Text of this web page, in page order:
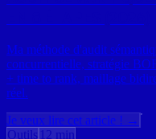
Ma méthode d'audit
concurrentielle, stratégie
+ time to rank, maillage
réel.
Je veux lire cet article ! →
Outils 12 min